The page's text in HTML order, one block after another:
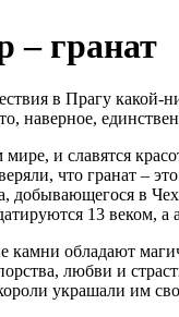
– гранат
в Прагу какой-
наверное,
и славятся
что гранат –
добывающегося в
13 веком, а
камни обладают
любви и
украшали им